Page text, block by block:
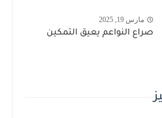
مارس 19, 2025
صراع النواعم يعيق التمكين